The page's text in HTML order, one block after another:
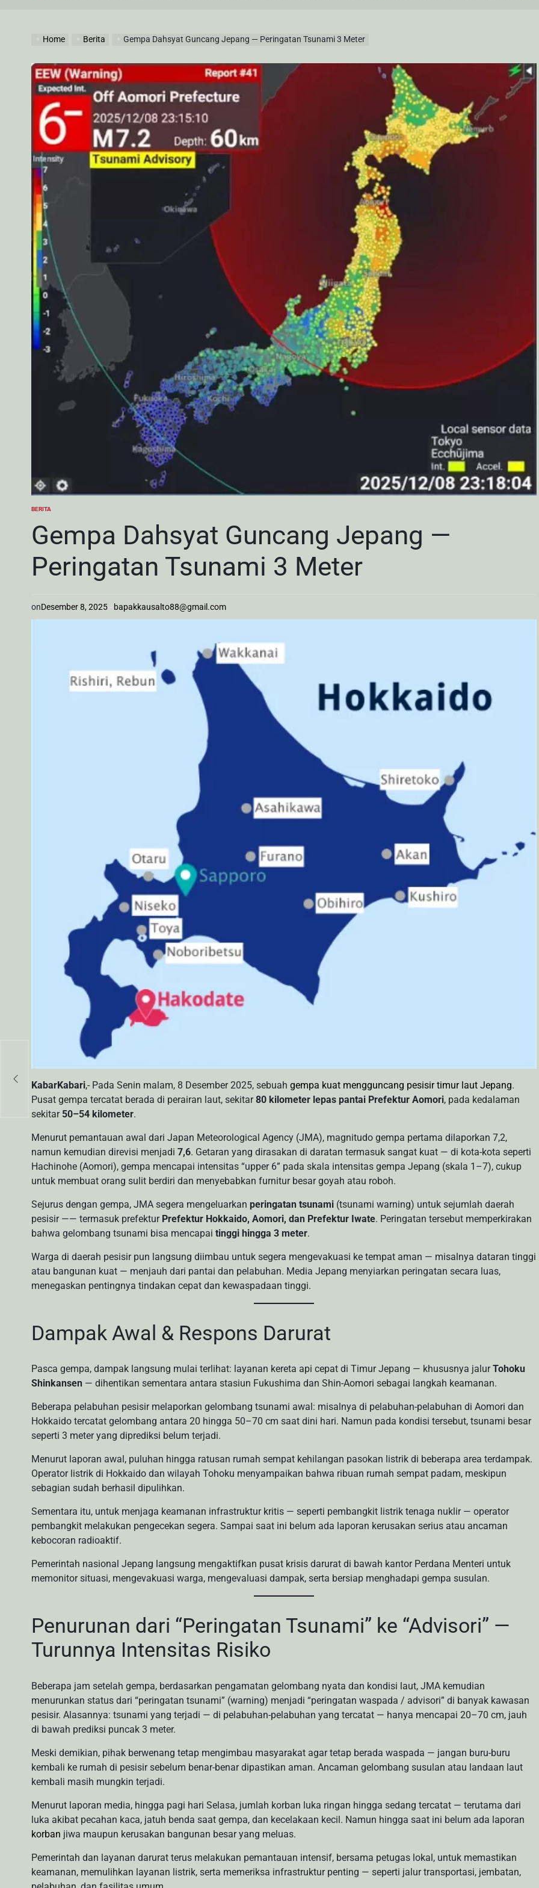
Home Berita Gempa Dahsyat Guncang Jepang — Peringatan Tsunami 3 Meter
POSTED
BERITA
Gempa Dahsyat Guncang Jepang —
Peringatan Tsunami 3 Meter
onDesember 8, 2025 bapakkausalto88@gmail.com
KabarKabari,- Pada Senin malam, 8 Desember 2025, sebuah gempa kuat mengguncang pesisir timur laut Jepang.
Pusat gempa tercatat berada di perairan laut, sekitar80 kilometer lepas pantai Prefektur Aomori, pada kedalaman
sekitar 50–54 kilometer.
Menurut pemantauan awal dari Japan Meteorological Agency (JMA), magnitudo gempa pertama dilaporkan 7,2,
namun kemudian direvisi menjadi 7,6. Getaran yang dirasakan di daratan termasuk sangat kuat — di kota-kota seperti
Hachinohe (Aomori), gempa mencapai intensitas “upper 6” pada skala intensitas gempa Jepang (skala 1–7), cukup
untuk membuat orang sulit berdiri dan menyebabkan furnitur besar goyah atau roboh.
Sejurus dengan gempa, JMA segera mengeluarkan peringatan tsunami (tsunami warning) untuk sejumlah daerah
pesisir —— termasuk prefektur Prefektur Hokkaido, Aomori, dan Prefektur Iwate. Peringatan tersebut memperkirakan
bahwa gelombang tsunami bisa mencapai tinggi hingga 3 meter.
Warga di daerah pesisir pun langsung diimbau untuk segera mengevakuasi ke tempat aman — misalnya dataran tinggi
atau bangunan kuat — menjauh dari pantai dan pelabuhan. Media Jepang menyiarkan peringatan secara luas,
menegaskan pentingnya tindakan cepat dan kewaspadaan tinggi.
Dampak Awal & Respons Darurat
Pasca gempa, dampak langsung mulai terlihat: layanan kereta api cepat di Timur Jepang — khususnya jalurTohoku
Shinkansen — dihentikan sementara antara stasiun Fukushima dan Shin-Aomori sebagai langkah keamanan.
Beberapa pelabuhan pesisir melaporkan gelombang tsunami awal: misalnya di pelabuhan-pelabuhan di Aomori dan
Hokkaido tercatat gelombang antara 20 hingga 50–70 cm saat dini hari. Namun pada kondisi tersebut, tsunami besar
seperti 3 meter yang diprediksi belum terjadi.
Menurut laporan awal, puluhan hingga ratusan rumah sempat kehilangan pasokan listrik di beberapa area terdampak.
Operator listrik di Hokkaido dan wilayah Tohoku menyampaikan bahwa ribuan rumah sempat padam, meskipun
sebagian sudah berhasil dipulihkan.
Sementara itu, untuk menjaga keamanan infrastruktur kritis — seperti pembangkit listrik tenaga nuklir — operator
pembangkit melakukan pengecekan segera. Sampai saat ini belum ada laporan kerusakan serius atau ancaman
kebocoran radioaktif.
Pemerintah nasional Jepang langsung mengaktifkan pusat krisis darurat di bawah kantor Perdana Menteri untuk
memonitor situasi, mengevakuasi warga, mengevaluasi dampak, serta bersiap menghadapi gempa susulan.
Penurunan dari “Peringatan Tsunami” ke “Advisori” —
Turunnya Intensitas Risiko
Beberapa jam setelah gempa, berdasarkan pengamatan gelombang nyata dan kondisi laut, JMA kemudian
menurunkan status dari “peringatan tsunami” (warning) menjadi “peringatan waspada / advisori” di banyak kawasan
pesisir. Alasannya: tsunami yang terjadi — di pelabuhan-pelabuhan yang tercatat — hanya mencapai 20–70 cm, jauh
di bawah prediksi puncak 3 meter.
Meski demikian, pihak berwenang tetap mengimbau masyarakat agar tetap berada waspada — jangan buru-buru
kembali ke rumah di pesisir sebelum benar-benar dipastikan aman. Ancaman gelombang susulan atau landaan laut
kembali masih mungkin terjadi.
Menurut laporan media, hingga pagi hari Selasa, jumlah korban luka ringan hingga sedang tercatat — terutama dari
luka akibat pecahan kaca, jatuh benda saat gempa, dan kecelakaan kecil. Namun hingga saat ini belum ada laporan
korban jiwa maupun kerusakan bangunan besar yang meluas.
Pemerintah dan layanan darurat terus melakukan pemantauan intensif, bersama petugas lokal, untuk memastikan
keamanan, memulihkan layanan listrik, serta memeriksa infrastruktur penting — seperti jalur transportasi, jembatan,